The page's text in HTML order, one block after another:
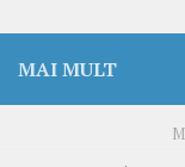
MAI MULT